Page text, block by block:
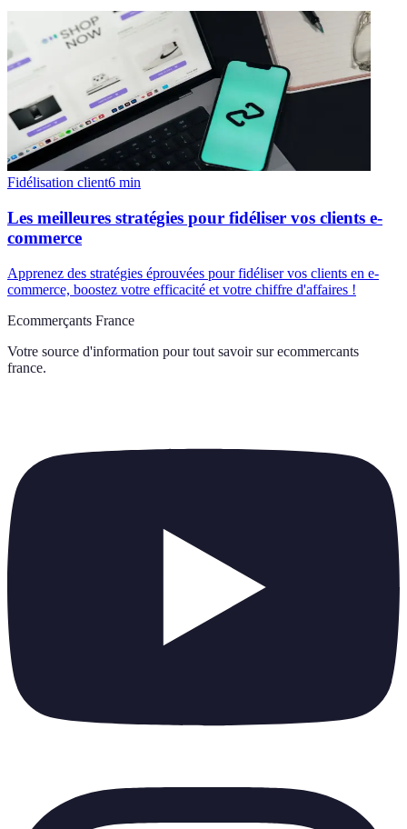
Fidélisation client6 min
Les meilleures stratégies pour fidéliser vos clients e-
commerce
Apprenez des stratégies éprouvées pour fidéliser vos clients en e-
commerce, boostez votre efficacité et votre chiffre d'affaires !
Ecommerçants France
Votre source d'information pour tout savoir sur ecommercants
france.